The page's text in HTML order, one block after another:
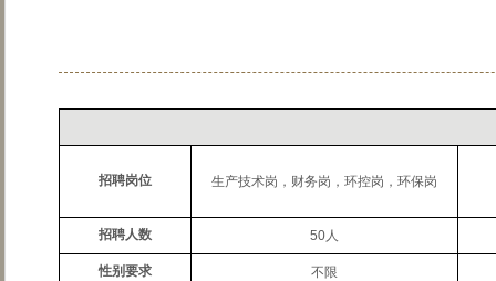
招聘岗位 生产技术岗，财务岗，环控岗，环保岗
招聘人数 50人
性别要求 不限